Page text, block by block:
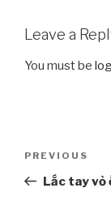
Leave a
You must be
navigation
Previous
Post
PREVIOUS
Lắc tay vỏ